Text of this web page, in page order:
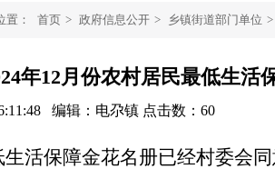
置： 首页 > 政府信息公开 > 乡镇街道部门单位 >
年12月份农村居民最低生活
编辑：电尕镇 点击数： 60
活保障金花名册已经村委会